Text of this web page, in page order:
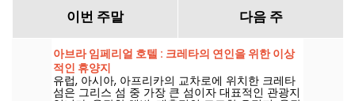
이번 주말 다음 주
아브라 임페리얼 호텔 : 크레타의 연인을 위한 이상
적인 휴양지
유럽, 아시아, 아프리카의 교차로에 위치한 크레타
섬은 그리스 섬 중 가장 큰 섬이자 대표적인 관광지